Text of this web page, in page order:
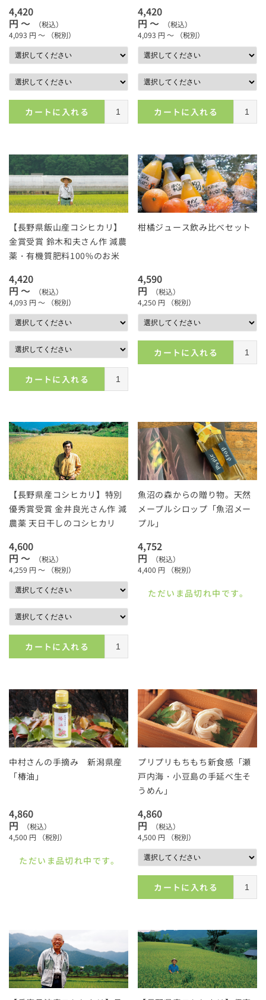
4,420
円 ～
（税込）
4,093 円 ～ （税別）
カートに入れる
4,420
円 ～
（税込）
4,093 円 ～ （税別）
カートに入れる
【長野県飯山産コシヒカリ】
金賞受賞 鈴木和夫さん作 減農
薬・有機質肥料100%のお米
4,420
円 ～
（税込）
4,093 円 ～ （税別）
カートに入れる
柑橘ジュース飲み比べセット
4,590
円
（税込）
4,250 円 （税別）
カートに入れる
【長野県産コシヒカリ】特別
優秀賞受賞 金井良光さん作 減
農薬 天日干しのコシヒカリ
4,600
円 ～
（税込）
4,259 円 ～ （税別）
カートに入れる
魚沼の森からの贈り物。天然
メープルシロップ「魚沼メー
プル」
4,752
円
（税込）
4,400 円 （税別）
ただいま品切れ中です。
中村さんの手摘み 新潟県産
「椿油」
4,860
円
（税込）
4,500 円 （税別）
ただいま品切れ中です。
プリプリもちもち新食感「瀬
戸内海・小豆島の手延べ生そ
うめん」
4,860
円
（税込）
4,500 円 （税別）
カートに入れる